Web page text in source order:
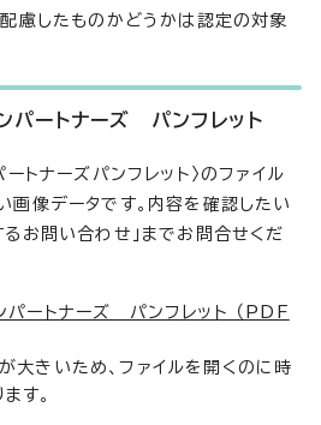
慮したものかどうかは認定の対象
パートナーズ パンフレット
トナーズパンフレット〉のファイル
画像データです。内容を確認したい
るお問い合わせ」までお問合せくだ
ートナーズ パンフレット （PDF
大きいため、ファイルを開くのに時
す。